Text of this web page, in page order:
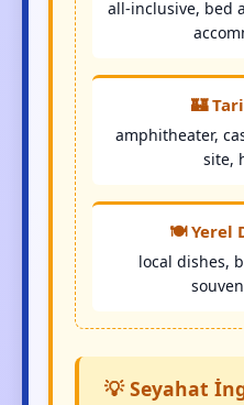
all-inclusive, bed
🏰
amphitheater,
site,
🍽️ Yerel
local dishes,
💡 Seyahat